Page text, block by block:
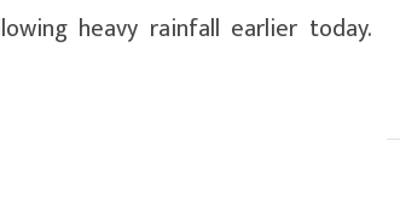
heavy rainfall earlier today.